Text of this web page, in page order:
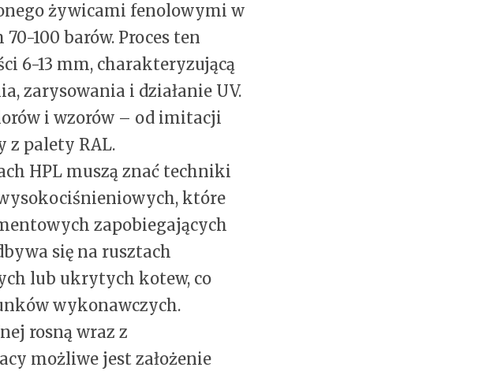
żywicami fenolowymi w
100 barów. Proces ten
6-13 mm, charakteryzującą
zarysowania i działanie UV.
i wzorów – od imitacji
z palety RAL.
HPL muszą znać techniki
które
zapobiegających
się na rusztach
lub ukrytych kotew, co
wykonawczych.
rosną wraz z
możliwe jest założenie